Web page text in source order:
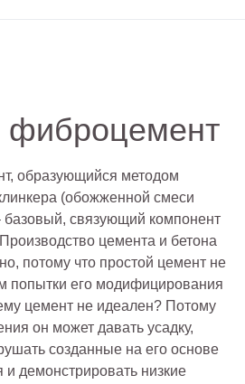
фиброцемент
образующийся методом
(обожженной смеси
базовый, связующий компонент
цемента и бетона
потому что простой цемент не
попытки его модифицирования
цемент не идеален? Потому
он может давать усадку,
созданные на его основе
демонстрировать низкие